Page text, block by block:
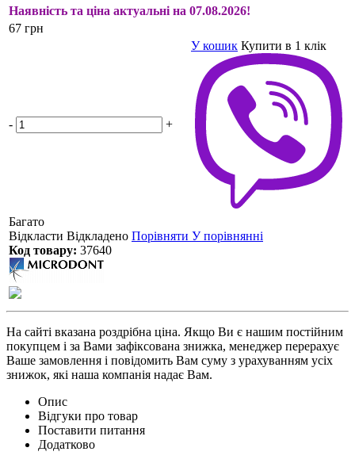
Наявність та ціна актуальні на 07.08.2026!
67 грн
- +
У кошик Купити в 1 клік
Багато
Відкласти Відкладено Порівняти У порівнянні
Код товару: 37640
На сайті вказана роздрібна ціна. Якщо Ви є нашим постійним
покупцем і за Вами зафіксована знижка, менеджер перерахує
Ваше замовлення і повідомить Вам суму з урахуванням усіх
знижок, які наша компанія надає Вам.
Опис
Відгуки про товар
Поставити питання
Додатково